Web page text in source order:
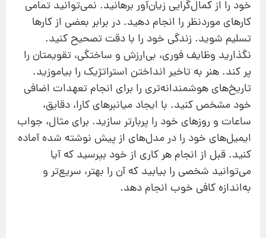
خود را از کمال‌گرایی زیان‌آور برهانید. نمی‌توانید تمامی
کارهای موردنظر را انجام دهید. در برابر بعضی از کارها
تسلیم شوید. زندگی خود را با دقت تصحیح کنید.
نگذارید وظایف فوری، بی‌ارزش و ساختگی، تقویمتان را
پر کند. هنر به تاخیر انداختن استراتژیک را بیاموزید.
تاریخ‌های هوشمندانه‌تری را برای انجام تعهدات اضافی
خود مشخص کنید. با ایجاد میانبرهای کارا، دقایق،
ساعات و روزهای خود را پربارتر سازید. برای مثال، جواب
ایمیل‌های خود را در مدل‌های از پیش نوشته ‌شده آماده
کنید. قبل از انجام هر کاری از خود بپرسید که آیا
می‌توانید شخصی را بیابید که آن را بهتر، سریع‌تر و
به‌اندازه کافی خوب انجام دهد.